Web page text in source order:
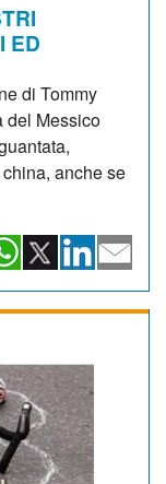
ED
di Tommy
del Messico
anche se